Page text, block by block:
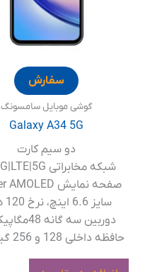
سفارش
گوشی موبایل سامسونگ
Galaxy A34 5G
دو سیم کارت
شبکه مخابراتی 2G|3G|LTE|5G
سایز 6.6 اینچ، نرخ 120 هرتز
دوربین سه گانه 48مگاپیکسلی
حافظه داخلی 128 و 256 گیگابایت